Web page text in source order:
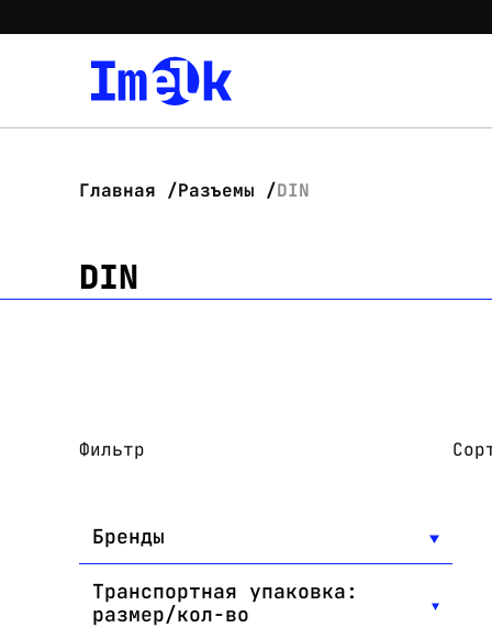
Главная Разъемы DIN
DIN
Фильтр
Бренды
Транспортная упаковка:
размер/кол-во